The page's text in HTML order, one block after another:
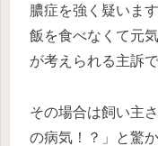
膿症を強く疑いま
飯を食べなくて元
が考えられる主訴
その場合は飼い主
の病気！？」と驚